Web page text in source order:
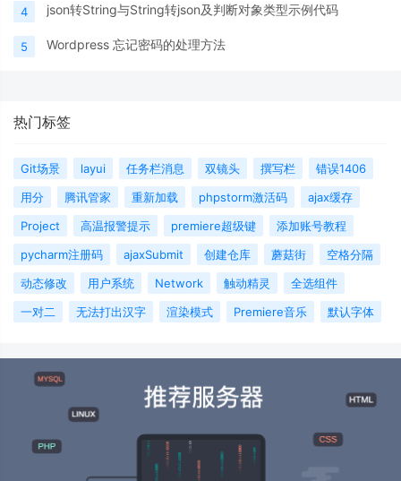
4 json转String与String转json及判断对象类型示例代码
5 Wordpress 忘记密码的处理方法
热门标签
Git场景 layui 任务栏消息 双镜头 撰写栏
错误1406
用分
腾讯管家 重新加载 phpstorm激活码
ajax缓存
Project
高温报警提示 premiere超级键
添加账号教程
pycharm注册码
ajaxSubmit 创建仓库 蘑菇街
空格分隔
动态修改
用户系统 Network 触动精灵
全选组件
一对二
无法打出汉字 渲染模式 Premiere音乐 默认字体